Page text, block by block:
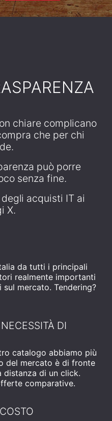
chiare complicano
che per chi
può porre
senza fine.
acquisti IT ai
X.
da tutti i principali
realmente importanti
mercato. Tendering?
DI
catalogo abbiamo più
del mercato è di fronte
distanza di un click.
comparative.